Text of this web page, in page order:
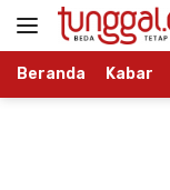
Langsung
Beranda Kabar